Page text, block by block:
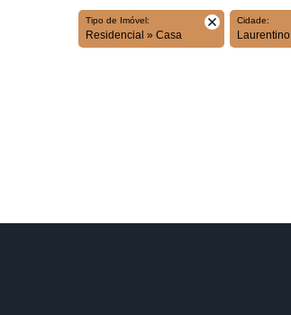
Tipo de Imóvel:
Residencial » Casa
Cidade:
Laurentino